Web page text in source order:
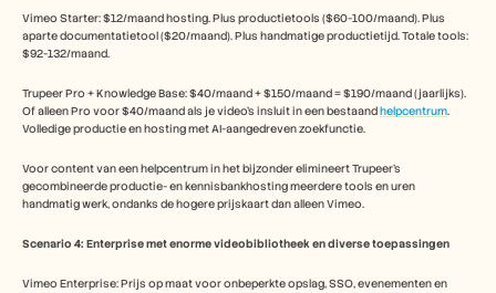
Vimeo Starter: $12/maand hosting. Plus productietools ($60-100/maand). Plus
aparte documentatietool ($20/maand). Plus handmatige productietijd. Totale tools:
$92-132/maand.
Trupeer Pro + Knowledge Base: $40/maand + $150/maand = $190/maand (jaarlijks).
Of alleen Pro voor $40/maand als je video's insluit in een bestaand helpcentrum.
Volledige productie en hosting met AI-aangedreven zoekfunctie.
Voor content van een helpcentrum in het bijzonder elimineert Trupeer's
gecombineerde productie- en kennisbankhosting meerdere tools en uren
handmatig werk, ondanks de hogere prijskaart dan alleen Vimeo.
Scenario 4: Enterprise met enorme videobibliotheek en diverse toepassingen
Vimeo Enterprise: Prijs op maat voor onbeperkte opslag, SSO, evenementen en